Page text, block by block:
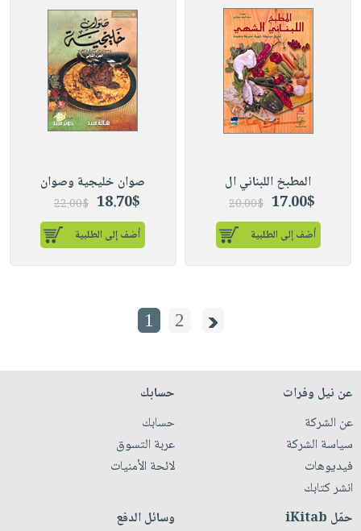
المطبخ اللبناني ال
17.00$
20.00$
أضف إلى الطلبية
صوان خليجية وصوان
18.70$
22.00$
أضف إلى الطلبية
1 2
عن نيل وفرات
عن الشركة
سياسة الشركة
فيديوهات
انشر كتابك
حسابك
حسابك
عربة التسوق
لائحة الأمنيات
حمّل iKitab وسائل الدفع